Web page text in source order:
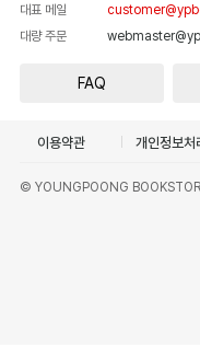
대표 메일
대량 주문
FAQ
이용약관 개인정보처
© YOUNGPOONG